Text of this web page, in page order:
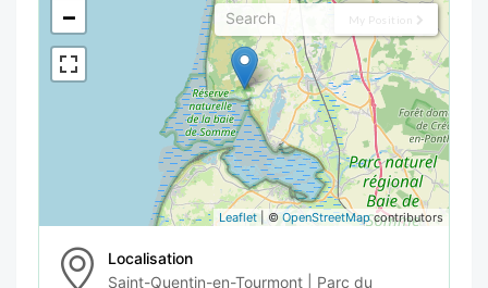
My Position
−
Leaflet | © OpenStreetMapcontributors
Localisation
Saint-Quentin-en-Tourmont | Parc du